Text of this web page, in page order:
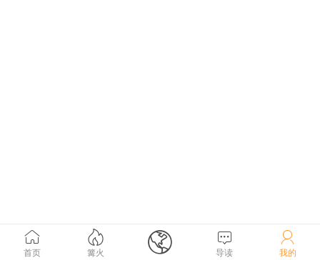

首页

篝火  
导读

我的